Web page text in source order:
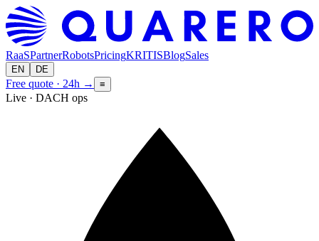
RaaSPartnerRobotsPricingKRITISBlogSales
EN DE
Free quote · 24h → ≡
Live · DACH ops